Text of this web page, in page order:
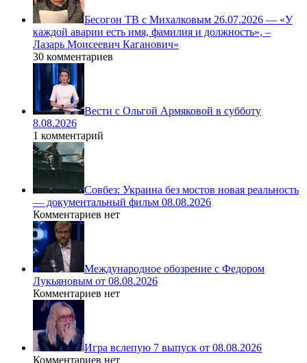
Бесогон ТВ с Михалковым 26.07.2026 — «У
каждой аварии есть имя, фамилия и должность», –
Лазарь Моисеевич Каганович»
30 комментариев
Вести с Ольгой Армяковой в субботу
8.08.2026
1 комментарий
Совбез: Украина без мостов новая реальность
— документальный фильм 08.08.2026
Комментариев нет
Международное обозрение с Федором
Лукьяновым от 08.08.2026
Комментариев нет
Игра вслепую 7 выпуск от 08.08.2026
Комментариев нет